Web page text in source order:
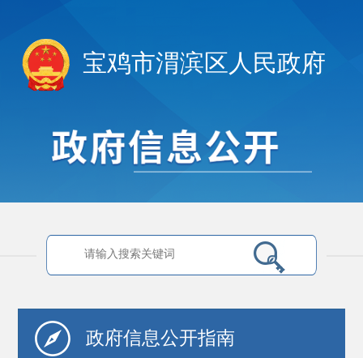
宝鸡市渭滨区人民政府
政府信息公开指南